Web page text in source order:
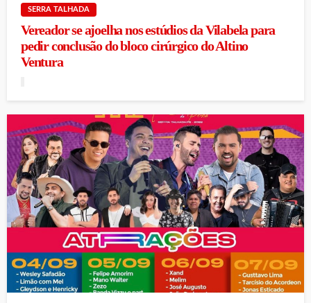
SERRA TALHADA
Vereador se ajoelha nos estúdios da Vilabela para
pedir conclusão do bloco cirúrgico do Altino
Ventura